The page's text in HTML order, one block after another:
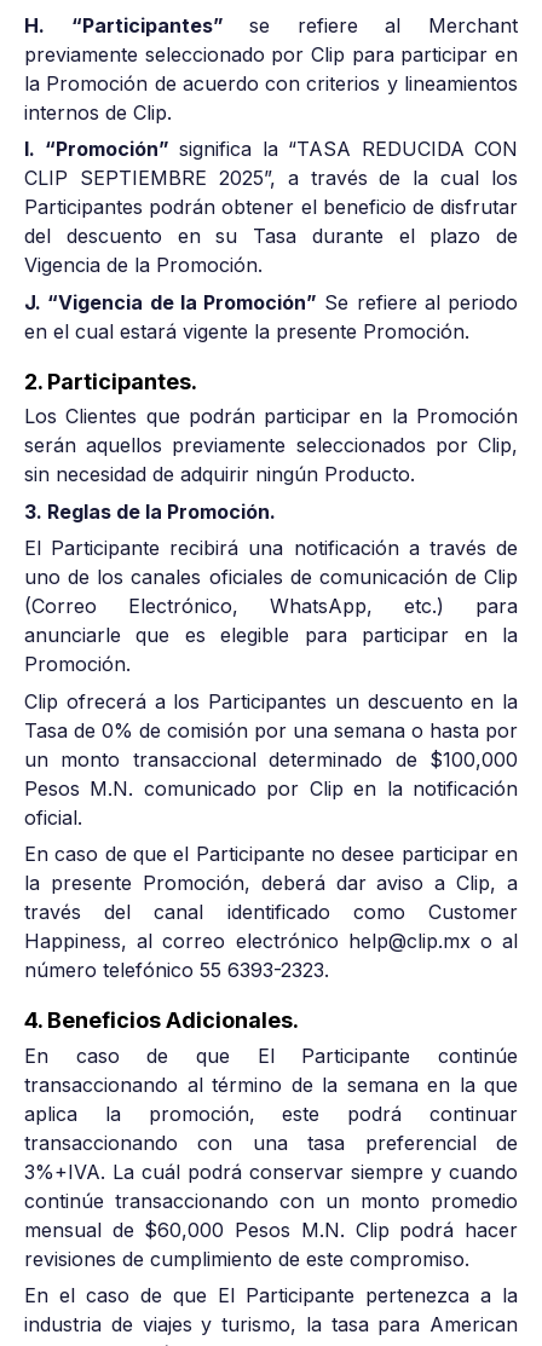
H. “Participantes”se refiere al Merchant
previamente seleccionado por Clip para participar en
la Promoción de acuerdo con criterios y lineamientos
internos de Clip.
I. “Promoción” significa la “TASA REDUCIDA CON
CLIP SEPTIEMBRE 2025”, a través de la cual los
Participantes podrán obtener el beneficio de disfrutar
del descuento en su Tasa durante el plazo de
Vigencia de la Promoción.
J. “Vigencia de la Promoción” Se refiere al periodo
en el cual estará vigente la presente Promoción.
2. Participantes.
Los Clientes que podrán participar en la Promoción
serán aquellos previamente seleccionados por Clip,
sin necesidad de adquirir ningún Producto.
3. Reglas de la Promoción.
El Participante recibirá una notificación a través de
uno de los canales oficiales de comunicación de Clip
(Correo Electrónico, WhatsApp, etc.) para
anunciarle que es elegible para participar en la
Promoción.
Clip ofrecerá a los Participantes un descuento en la
Tasa de 0% de comisión por una semana o hasta por
un monto transaccional determinado de $100,000
Pesos M.N. comunicado por Clip en la notificación
oficial.
En caso de que el Participante no desee participar en
la presente Promoción, deberá dar aviso a Clip, a
través del canal identificado como Customer
Happiness, al correo electrónico help@clip.mx o al
número telefónico 55 6393-2323.
4. Beneficios Adicionales.
En caso de que El Participante continúe
transaccionando al término de la semana en la que
aplica la promoción, este podrá continuar
transaccionando con una tasa preferencial de
3%+IVA. La cuál podrá conservar siempre y cuando
continúe transaccionando con un monto promedio
mensual de $60,000 Pesos M.N. Clip podrá hacer
revisiones de cumplimiento de este compromiso.
En el caso de que El Participante pertenezca a la
industria de viajes y turismo, la tasa para American